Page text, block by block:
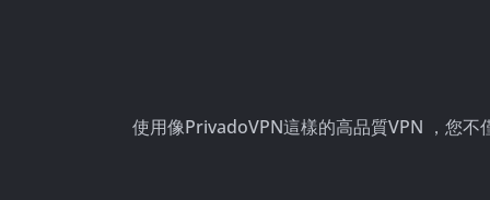
使用像PrivadoVPN這樣的高品質VPN ，您